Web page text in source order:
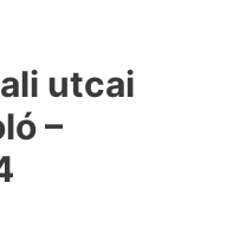
utcai
–